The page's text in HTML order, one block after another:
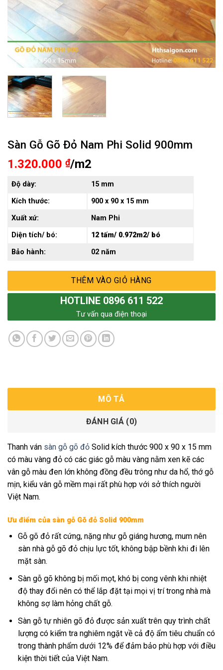
Sàn Gỗ Gõ Đỏ Nam Phi Solid 900mm
1.320.000 ₫/m2
Độ dày:
15 mm
Kích thước:
900 x 90 x 15 mm
Xuất xứ:
Nam Phi
Diện tích/ bó:
12 tấm/ 0.972m2/ bó
Bảo hành:
02 năm
THÊM VÀO GIỎ HÀNG
HOTLINE 0896 611 522
Tư vấn qua điện thoại
MÔ TẢ
ĐÁNH GIÁ (0)
Thanh ván sàn gỗ gõ đỏ Solid kích thước 900 x 90 x 15 mm
có màu vàng đỏ có các giác gỗ màu vàng nằm xen kẽ các
vân gỗ màu đen lớn không đồng đều trông như da hổ, thớ gỗ
mịn, kiểu vân gỗ mềm mại rất phù hợp với sở thích người
Việt Nam.
Ưu điểm của sàn gỗ Gõ đỏ Solid 900mm
Gỗ gõ đỏ rất cứng, nặng như gỗ giáng hương, mum nên
sàn nhà gỗ gõ đỏ chịu lực tốt, không bập bềnh khi đi lên
mặt sàn.
Sàn gỗ gõ không bị mối mọt, khó bị cong vênh khi nhiệt
độ thay đổi nên có thể lắp đặt tại mọi vị trí trong nhà mà
không sợ làm hỏng chất gỗ.
Sàn gỗ tự nhiên gõ đỏ được sản xuất trên quy trình chất
lượng có kiểm tra nghiêm ngặt về cả độ ẩm tiêu chuẩn có
trong thành phẩm dưới 12% để đảm bảo phù hợp với điều
kiện thời tiết của Việt Nam.